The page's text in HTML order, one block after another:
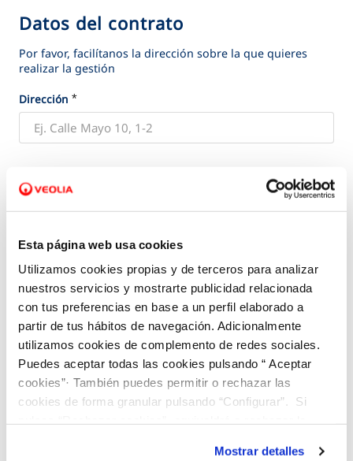
Esta página web usa cookies
Utilizamos cookies propias y de terceros para analizar
nuestros servicios y mostrarte publicidad relacionada
con tus preferencias en base a un perfil elaborado a
partir de tus hábitos de navegación. Adicionalmente
utilizamos cookies de complemento de redes sociales.
Puedes aceptar todas las cookies pulsando “ Aceptar
cookies”· También puedes permitir o rechazar las
cookies de forma granular pulsando “Configurar”. Si
son indispensables para que el sitio web funcione y que
Mostrar detalles
n
t
a
c
t
D
a
t
s
e
c
o
n
r
a
t
o
Datos del contrato
Por favor, facilítanos la dirección sobre la que quieres
realizar la gestión
*
Dirección *
T
u
c
o
n
s
u
l
t
Tu consulta
Describe tu consulta con el máximo detalle posible. Si
conoces elnúmero de contratoo tienes algúnID
(identificador)de trámite relacionado con la consulta,
inclúyelo también.
Consulta *